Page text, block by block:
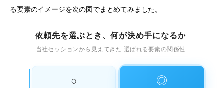
る要素のイメージを次の図でまとめてみました。
依頼先を選ぶとき、何が決め手になるか
当社セッションから見えてきた 選ばれる要素の関係性
○ ◎